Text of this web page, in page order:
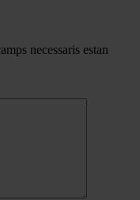
necessaris estan